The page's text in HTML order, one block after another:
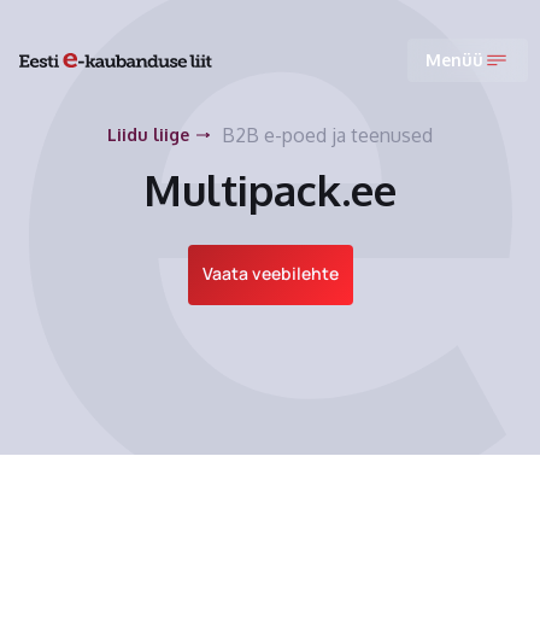
Menüü
Liidu liige B2B e-poed ja teenused
Multipack.ee
Vaata veebilehte